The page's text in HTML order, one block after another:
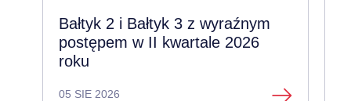
Bałtyk 2 i Bałtyk 3 z wyraźnym
postępem w II kwartale 2026
roku
05 SIE 2026